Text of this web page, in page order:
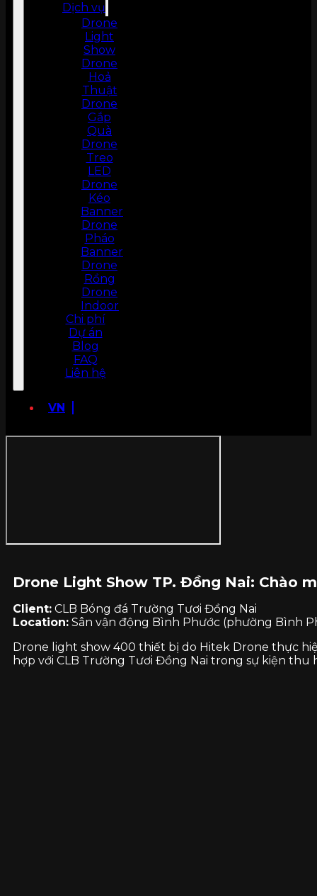
Dịch vụ
Drone
Light
Show
Drone
Hoả
Thuật
Drone
Gắp
Quà
Drone
Treo
LED
Drone
Kéo
Banner
Drone
Pháo
Banner
Drone
Rồng
Drone
Indoor
Chi phí
Dự án
Blog
FAQ
Liên hệ
VN
Drone Light Show TP. Đồng Nai: Chào
Client: CLB Bóng đá Trường Tươi Đồng Nai
Location: Sân vận động Bình Phước (phường Bình
Drone light show 400 thiết bị do Hitek Drone thực
hợp với CLB Trường Tươi Đồng Nai trong sự kiện thu